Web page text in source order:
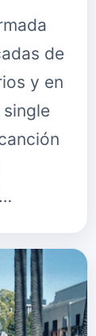
de
y en